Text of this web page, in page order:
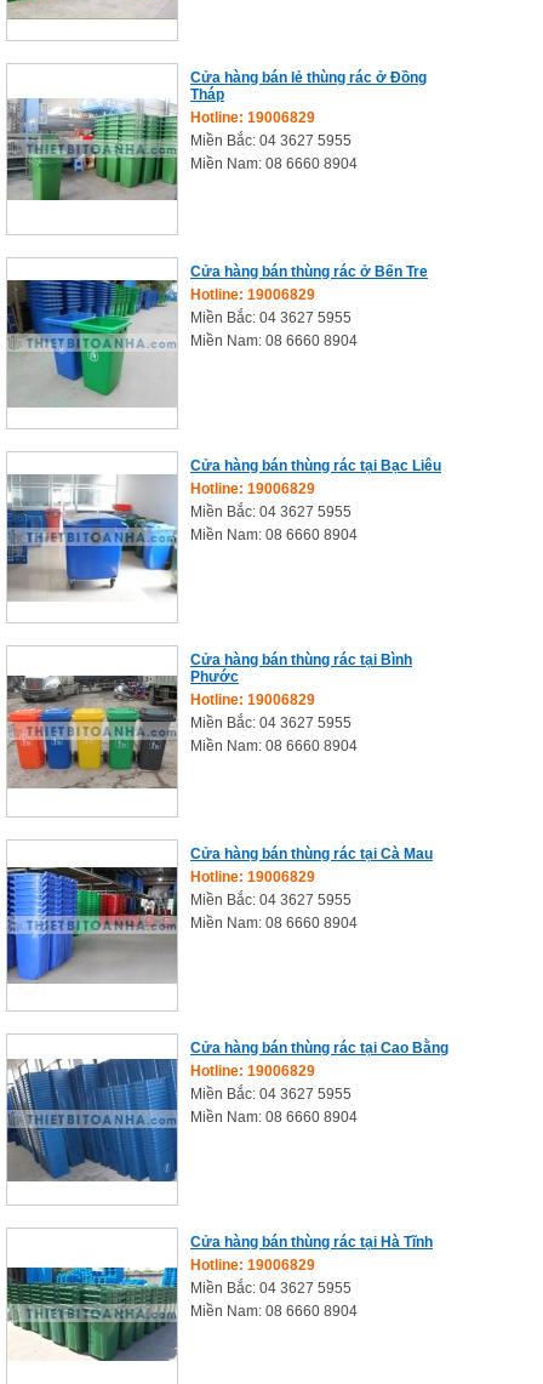
Cửa hàng bán lẻ thùng rác ở Đồng
Tháp
Hotline: 19006829
Miền Bắc: 04 3627 5955
Miền Nam: 08 6660 8904
Cửa hàng bán thùng rác ở Bến Tre
Hotline: 19006829
Miền Bắc: 04 3627 5955
Miền Nam: 08 6660 8904
Cửa hàng bán thùng rác tại Bạc Liêu
Hotline: 19006829
Miền Bắc: 04 3627 5955
Miền Nam: 08 6660 8904
Cửa hàng bán thùng rác tại Bình
Phước
Hotline: 19006829
Miền Bắc: 04 3627 5955
Miền Nam: 08 6660 8904
Cửa hàng bán thùng rác tại Cà Mau
Hotline: 19006829
Miền Bắc: 04 3627 5955
Miền Nam: 08 6660 8904
Cửa hàng bán thùng rác tại Cao Bằng
Hotline: 19006829
Miền Bắc: 04 3627 5955
Miền Nam: 08 6660 8904
Cửa hàng bán thùng rác tại Hà Tĩnh
Hotline: 19006829
Miền Bắc: 04 3627 5955
Miền Nam: 08 6660 8904